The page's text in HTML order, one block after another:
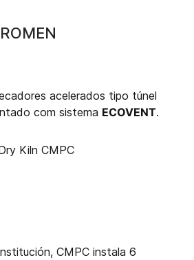
acelerados tipo túnel
com sistema ECOVENT.
CMPC instala 6